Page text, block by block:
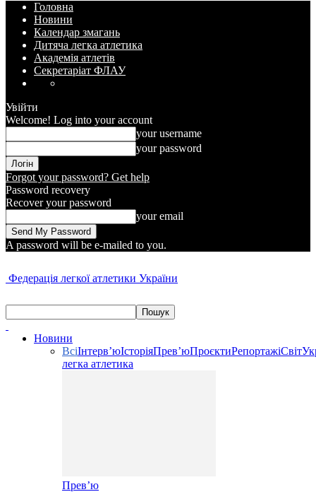
Головна
Новини
Календар змагань
Дитяча легка атлетика
Академія атлетів
Секретаріат ФЛАУ
Увійти
Welcome! Log into your account
your username
your password
Forgot your password? Get help
Password recovery
Recover your password
your email
A password will be e-mailed to you.
Федерація легкої атлетики України
Новини
ВсіІнтерв’юІсторіяПрев’юПроєктиРепортажіСвіт
легка атлетика
Прев’ю